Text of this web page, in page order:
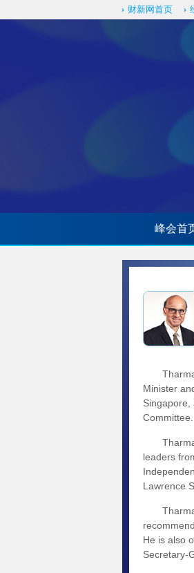
财新网首页
峰会首
Tharman
Minister
Singapore,
Committee.
Tharman
leaders
Lawrence
Tharman
He is also
Secretary-